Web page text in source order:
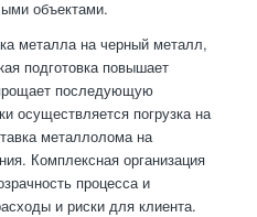
объектами.
металла на черный металл,
подготовка повышает
последующую
осуществляется погрузка на
металлолома на
Комплексная организация
процесса и
и риски для клиента.